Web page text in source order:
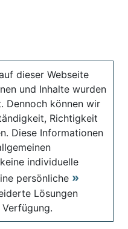
dieser Webseite
und Inhalte wurden
Dennoch können wir
Richtigkeit
Diese Informationen
individuelle
persönliche
Lösungen